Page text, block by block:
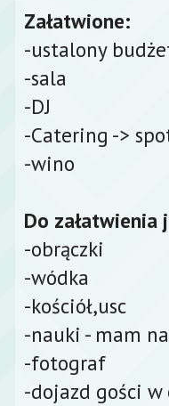
Załatwione:
-ustalony
-sala
-DJ
-Catering ->
-wino
Do załatwienia
-obrączki
-wódka
-kościół,usc
-nauki - mam
-fotograf
-dojazd gości